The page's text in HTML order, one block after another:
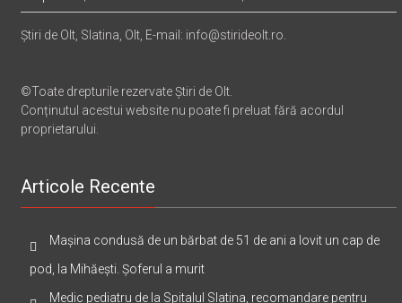
Știri de Olt, Slatina, Olt, E-mail: info@stirideolt.ro.
©Toate drepturile rezervate Știri de Olt.
Conținutul acestui website nu poate fi preluat fără acordul
proprietarului.
Articole Recente
Mașina condusă de un bărbat de 51 de ani a lovit un cap de
pod, la Mihăești. Șoferul a murit
Medic pediatru de la Spitalul Slatina, recomandare pentru